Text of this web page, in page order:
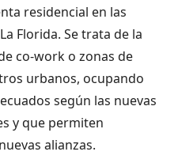
residencial en las
Florida. Se trata de la
co-work o zonas de
urbanos, ocupando
según las nuevas
y que permiten
alianzas.